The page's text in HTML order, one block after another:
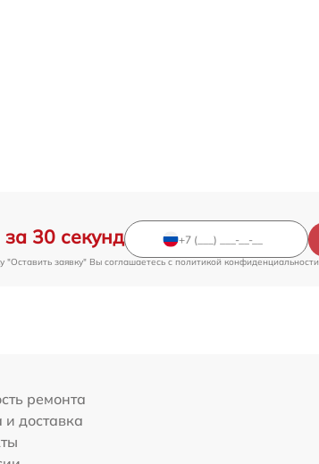
30 секунд
"Оставить заявку" Вы соглашаетесь cполитикой конфиденциальности
ремонта
и доставка